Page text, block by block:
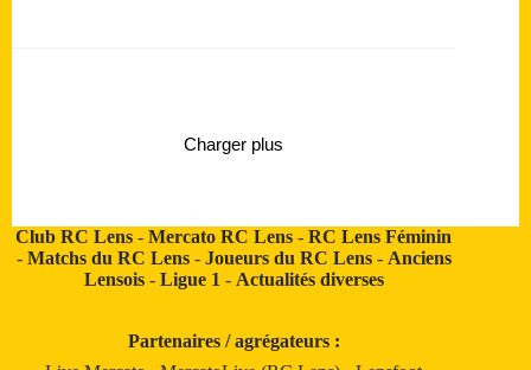
Charger plus
Club RC Lens -Mercato RC Lens -RC Lens Féminin
- Matchs du RC Lens- Joueurs du RC Lens- Anciens
Lensois- Ligue 1 - Actualités diverses
Partenaires / agrégateurs :